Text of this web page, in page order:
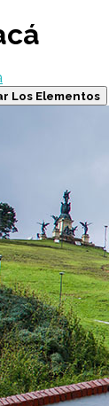
Los Elementos